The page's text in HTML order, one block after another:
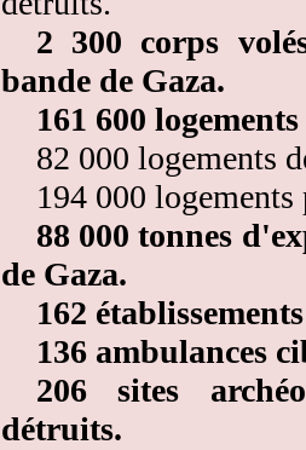
2 300 corps
bande de Gaza.
161 600
82 000 logements
194 000
88 000 tonnes
de Gaza.
162
136 ambulances
206 sites
détruits.